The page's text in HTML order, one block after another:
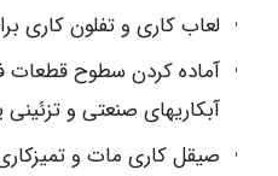
لعاب کاری و تفلون کاری
آماده کردن سطوح قطعات
آبکاریهای صنعتی و تزئینی
صیقل کاری مات و